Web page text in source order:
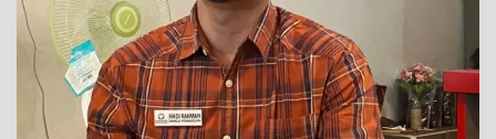
d
u
a
n
F
o
k